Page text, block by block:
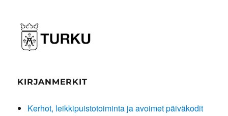
KIRJANMERKIT
Kerhot, leikkipuistotoiminta ja avoimet päiväkodit